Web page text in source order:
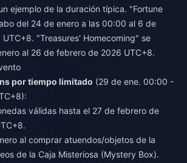
ejemplo de la duración típica. "Fortune
del 24 de enero a las 00:00 al 6 de
"Treasures' Homecoming" se
al 26 de febrero de 2026 UTC+8.
por tiempo limitado (29 de ene. 00:00 -
válidas hasta el 27 de febrero de
al comprar atuendos/objetos de la
de la Caja Misteriosa (Mystery Box).